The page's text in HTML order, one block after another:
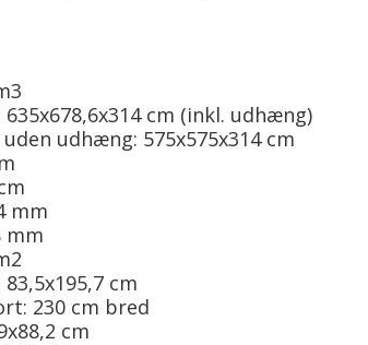
cm (inkl. udhæng)
udhæng: 575x575x314 cm
mm
mm
cm
230 cm bred
cm